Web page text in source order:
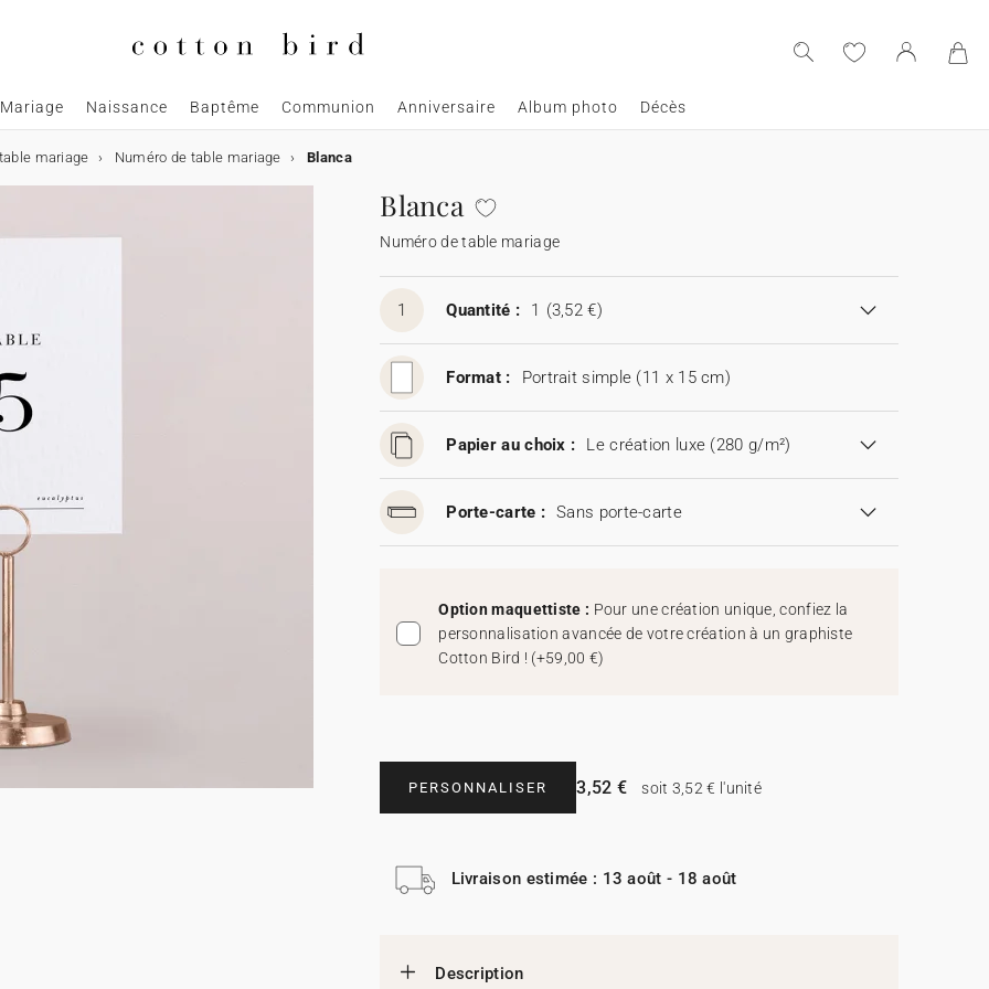
Mariage Naissance Baptême Communion Anniversaire Album photo Décès
mariage Numéro de table mariage Blanca
Blanca
Numéro de table mariage
1 Quantité : 1 (3,52 €)
Format : Portrait simple (11 x 15 cm)
Papier au choix : Le création luxe (280 g/m²)
Porte-carte : Sans porte-carte
Option maquettiste : Pour une création unique, confiez la
personnalisation avancée de votre création à un graphiste
Cotton Bird ! (+59,00 €)
PERSONNALISER 3,52 € soit 3,52 € l'unité
Livraison estimée : 13 août - 18 août
Description